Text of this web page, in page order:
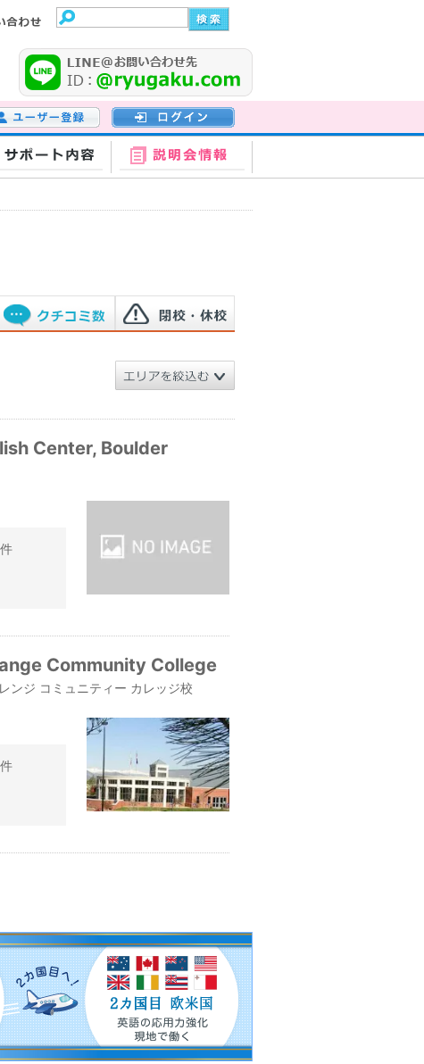
ー登録
ログイン
Center, Boulder
Community College
ンジ コミュニティー カレッジ校